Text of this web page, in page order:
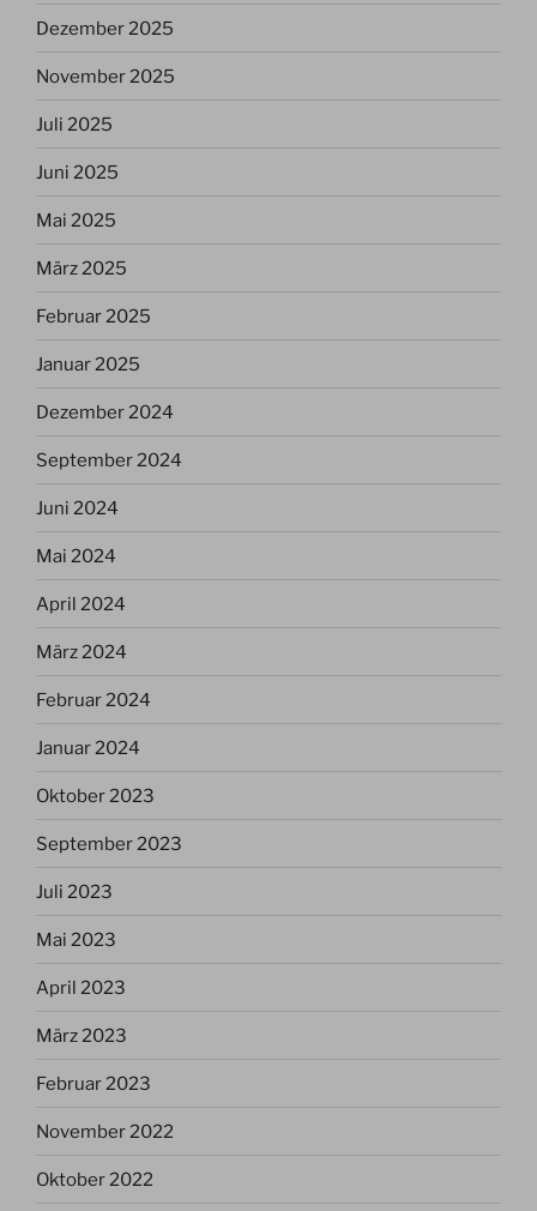
Dezember 2025
November 2025
Juli 2025
Juni 2025
Mai 2025
März 2025
Februar 2025
Januar 2025
Dezember 2024
September 2024
Juni 2024
Mai 2024
April 2024
März 2024
Februar 2024
Januar 2024
Oktober 2023
September 2023
Juli 2023
Mai 2023
April 2023
März 2023
Februar 2023
November 2022
Oktober 2022